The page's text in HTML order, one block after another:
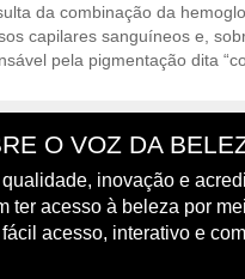
da combinação da
capilares sanguíneos e,
pela pigmentação dita
O VOZ DA
inovação e
ter acesso à beleza por
acesso, interativo e